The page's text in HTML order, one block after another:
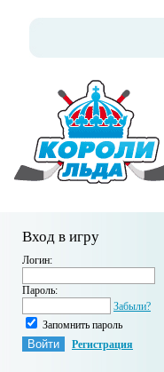
Вход в игру
Логин:
Пароль:
Забыли?
Запомнить пароль
Регистрация